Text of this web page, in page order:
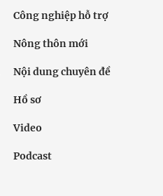
Công nghiệp hỗ trợ
Nông thôn mới
Nội dung chuyên đề
Hồ sơ
Video
Podcast